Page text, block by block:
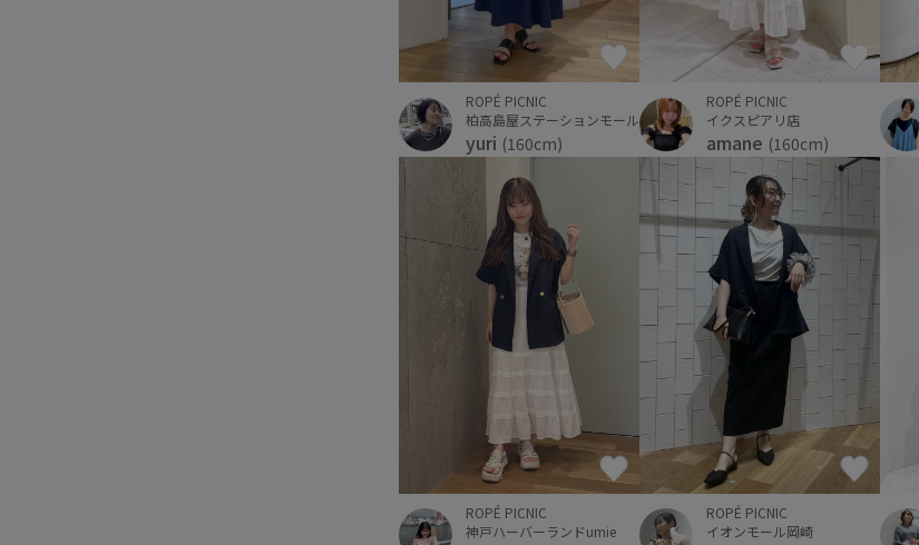
ROPÉ PICNIC
柏高島屋ステーションモール
yuri (160cm)
ROPÉ PICNIC
イクスピアリ店
amane (160cm)
ROPÉ PICNIC
神戸ハーバーランドumie
ROPÉ PICNIC
イオンモール岡崎